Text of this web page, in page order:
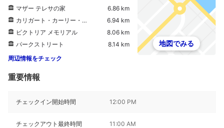
マザー テレサの家
6.86 km
カリガート・カーリー・テンプル
6.94 km
ビクトリア メモリアル
8.06 km
パークストリート
8.14 km
周辺情報をチェック
地図でみる
重要情報
チェックイン開始時間 12:00 PM
チェックアウト最終時間 11:00 AM